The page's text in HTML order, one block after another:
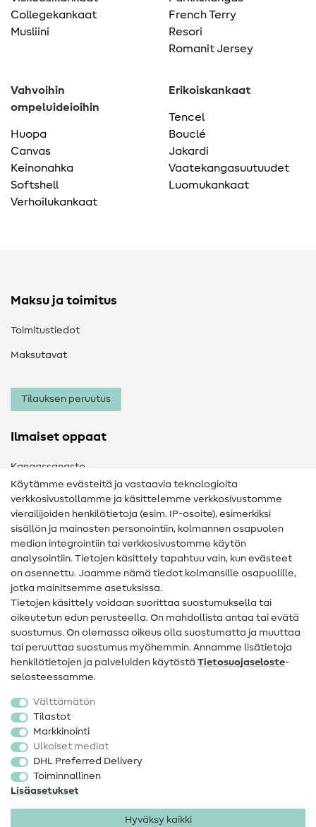
Collegekankaat
Musliini
French Terry
Resori
Romanit Jersey
Vahvoihin
ompeluideioihin
Huopa
Canvas
Keinonahka
Softshell
Verhoilukankaat
Erikoiskankaat
Tencel
Bouclé
Jakardi
Vaatekangasuutuudet
Luomukankaat
Maksu ja toimitus
Toimitustiedot
Maksutavat
Tilauksen peruutus
Ilmaiset oppaat
Kangassanasto
Ompelusanasto
Ompeluohjeet
Apua ja yhteystiedot
Yhteystiedot
Tietoa omistajanvaihdoksesta
Peruutusoikeus
Suosittu
Kankaat
Ompelutarvikkeet
Ale
Käytämme evästeitä ja vastaavia teknologioita
verkkosivustollamme ja käsittelemme verkkosivustomme
vierailijoiden henkilötietoja (esim. IP-osoite), esimerkiksi
sisällön ja mainosten personointiin, kolmannen osapuolen
median integrointiin tai verkkosivustomme käytön
analysointiin. Tietojen käsittely tapahtuu vain, kun evästeet
on asennettu. Jaamme nämä tiedot kolmansille osapuolille,
jotka mainitsemme asetuksissa.
Tietojen käsittely voidaan suorittaa suostumuksella tai
oikeutetun edun perusteella. On mahdollista antaa tai evätä
suostumus. On olemassa oikeus olla suostumatta ja muuttaa
tai peruuttaa suostumus myöhemmin. Annamme lisätietoja
henkilötietojen ja palveluiden käytöstä Tietosuojaseloste-
selosteessamme.
Välttämätön
Tilastot
Markkinointi
Ulkoiset mediat
DHL Preferred Delivery
Toiminnallinen
Lisäasetukset
Hyväksy kaikki